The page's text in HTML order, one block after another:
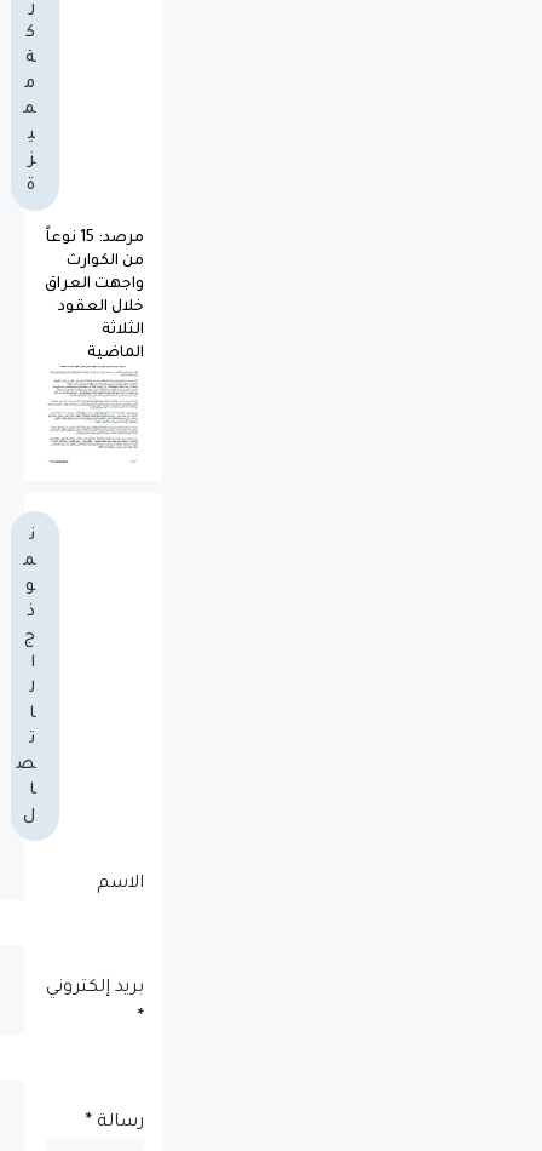
ر
ك
ة
م
م
ي
ز
ة
مرصد: 15 نوعاً
من الكوارث
واجهت العراق
خلال العقود
الثلاثة
الماضية
ن
م
و
ذ
ج
ا
ل
ا
ت
ص
ا
ل
الاسم
بريد إلكتروني
*
رسالة *